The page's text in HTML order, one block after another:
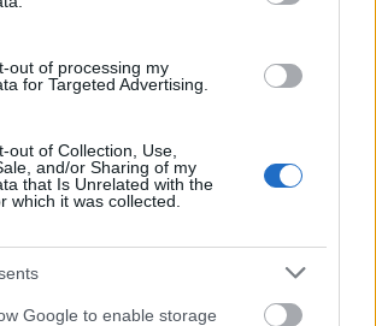
out of processing my
for Targeted Advertising.
out of Collection, Use,
and/or Sharing of my
that Is Unrelated with the
which it was collected.
Google to enable storage
külügyminiszter, alkancellár meg
világosan kimondta, ami jó
már – olyannyira, hogy néhányan